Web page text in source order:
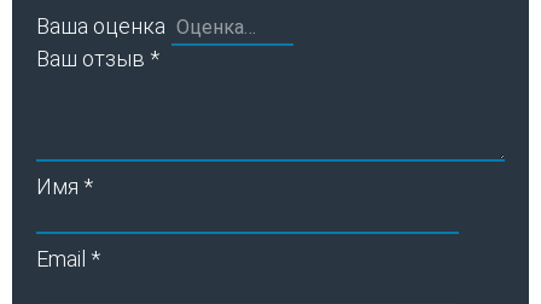
Ваша оценка
Ваш отзыв *
Имя *
Email *